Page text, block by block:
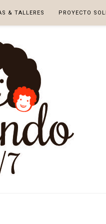
& TALLERES PROYECTO